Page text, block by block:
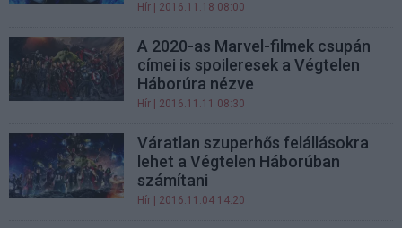
Hír | 2016.11.18 08:00
A 2020-as Marvel-filmek csupán
címei is spoileresek a Végtelen
Háborúra nézve
Hír | 2016.11.11 08:30
Váratlan szuperhős felállásokra
lehet a Végtelen Háborúban
számítani
Hír | 2016.11.04 14:20